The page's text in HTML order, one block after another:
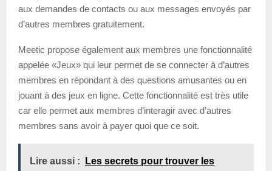
aux demandes de contacts ou aux messages envoyés par
d’autres membres gratuitement.
Meetic propose également aux membres une fonctionnalité
appelée «Jeux» qui leur permet de se connecter à d’autres
membres en répondant à des questions amusantes ou en
jouant à des jeux en ligne. Cette fonctionnalité est très utile
car elle permet aux membres d’interagir avec d’autres
membres sans avoir à payer quoi que ce soit.
Lire aussi :
Les secrets pour trouver les